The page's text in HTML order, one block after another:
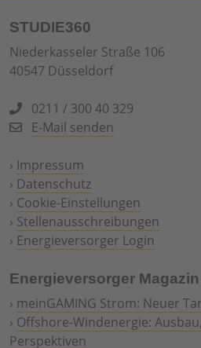
STUDIE360
Niederkasseler Straße 106
40547 Düsseldorf
0211 / 300 40 329
E-Mail senden
› Impressum
› Datenschutz
› Cookie-Einstellungen
› Stellenausschreibungen
› Energieversorger Login
Energieversorger Magazin
› meinGAMING Strom: Neuer
› Offshore-Windenergie:
Perspektiven